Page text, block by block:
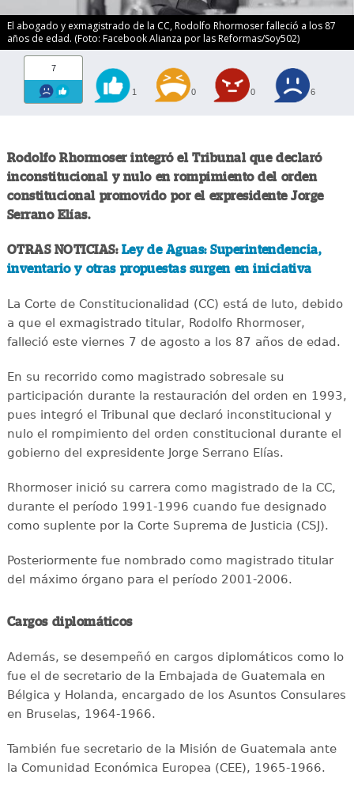
El abogado y exmagistrado de la CC, Rodolfo Rhormoser falleció a los 87
años de edad. (Foto: Facebook Alianza por las Reformas/Soy502)
7
1 0 0 6
Rodolfo Rhormoser integró el Tribunal que declaró
inconstitucional y nulo en rompimiento del orden
constitucional promovido por el expresidente Jorge
Serrano Elías.
OTRAS NOTICIAS: Ley de Aguas: Superintendencia,
inventario y otras propuestas surgen en iniciativa
La Corte de Constitucionalidad (CC) está de luto, debido
a que el exmagistrado titular, Rodolfo Rhormoser,
falleció este viernes 7 de agosto a los 87 años de edad.
En su recorrido como magistrado sobresale su
participación durante la restauración del orden en 1993,
pues integró el Tribunal que declaró inconstitucional y
nulo el rompimiento del orden constitucional durante el
gobierno del expresidente Jorge Serrano Elías.
Rhormoser inició su carrera como magistrado de la CC,
durante el período 1991-1996 cuando fue designado
como suplente por la Corte Suprema de Justicia (CSJ).
Posteriormente fue nombrado como magistrado titular
del máximo órgano para el período 2001-2006.
Cargos diplomáticos
Además, se desempeñó en cargos diplomáticos como lo
fue el de secretario de la Embajada de Guatemala en
Bélgica y Holanda, encargado de los Asuntos Consulares
en Bruselas, 1964-1966.
También fue secretario de la Misión de Guatemala ante
la Comunidad Económica Europea (CEE), 1965-1966.